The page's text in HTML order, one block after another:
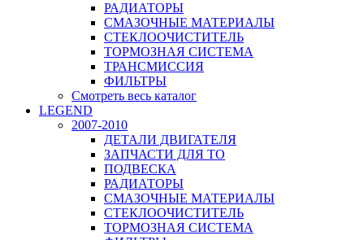
РАДИАТОРЫ
СМАЗОЧНЫЕ МАТЕРИАЛЫ
СТЕКЛООЧИСТИТЕЛЬ
ТОРМОЗНАЯ СИСТЕМА
ТРАНСМИССИЯ
ФИЛЬТРЫ
Смотреть весь каталог
LEGEND
2007-2010
ДЕТАЛИ ДВИГАТЕЛЯ
ЗАПЧАСТИ ДЛЯ ТО
ПОДВЕСКА
РАДИАТОРЫ
СМАЗОЧНЫЕ МАТЕРИАЛЫ
СТЕКЛООЧИСТИТЕЛЬ
ТОРМОЗНАЯ СИСТЕМА